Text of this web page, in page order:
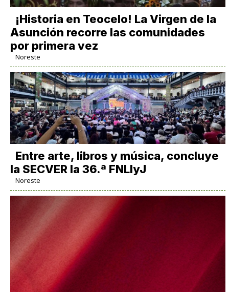
​¡Historia en Teocelo! La Virgen de la
Asunción recorre las comunidades
por primera vez
Noreste
Entre arte, libros y música, concluye
la SECVER la 36.ª FNLIyJ
Noreste